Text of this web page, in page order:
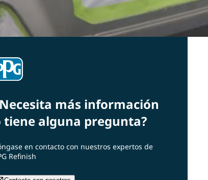
más información
tiene alguna pregunta?
en contacto con nuestros expertos de
Refinish